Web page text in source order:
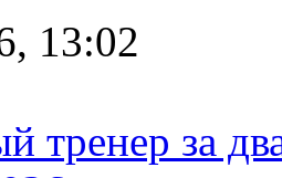
13:02
тренер за